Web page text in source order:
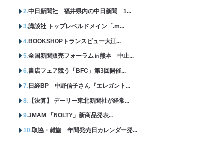
中日新聞社 福井県内の中日新聞 1...
講談社 トップレベルドメイン「.m...
BOOKSHOPトランスビュー大江...
全国新聞販売フォーラム㏌熊本 中止...
書店フェア競う「BFC」第3回開催...
日経BP 中野信子さん『エレガント...
【決算】 デーリー東北新聞社が経常...
JMAM 「NOLTY」新商品発表...
取協・雑協 年間発売日カレンダー発...